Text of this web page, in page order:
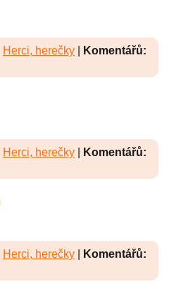
Herci, herečky
Komentářů:
Herci, herečky
Komentářů:
Herci, herečky
Komentářů: